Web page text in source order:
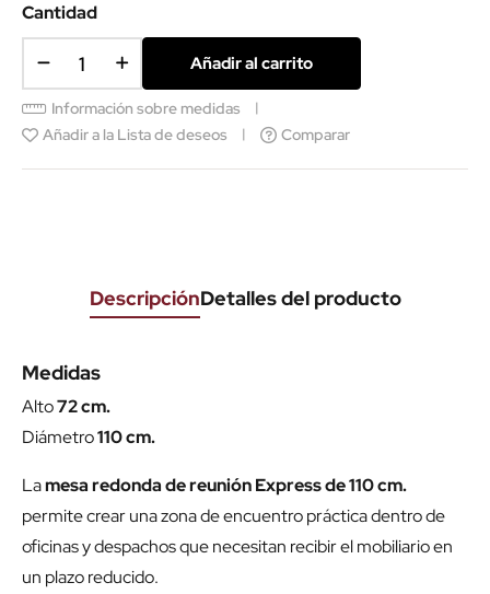
Cantidad
Añadir al carrito
Información sobre medidas
Añadir a la Lista de deseos
Comparar
DescripciónDetalles del producto
Medidas
Alto72 cm.
Diámetro110 cm.
Lamesa redonda de reunión Express de 110 cm.
permite crear una zona de encuentro práctica dentro de
oficinas y despachos que necesitan recibir el mobiliario en
un plazo reducido.